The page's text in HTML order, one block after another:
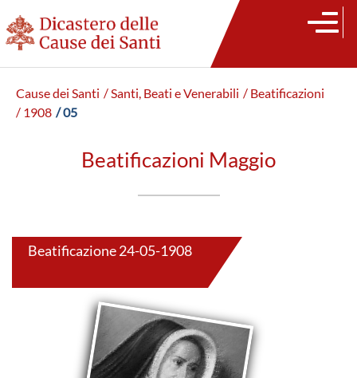
Cause dei Santi / Santi, Beati e Venerabili / Beatificazioni
/ 1908 / 05
Beatificazioni Maggio
Beatificazione 24-05-1908